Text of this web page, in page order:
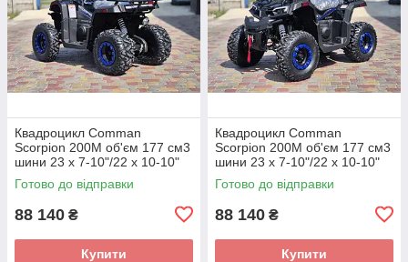
Квадроцикл Comman
Scorpion 200M об'єм 177 см3
шини 23 x 7-10"/22 x 10-10"
13 к.с.
Готово до відправки
88 140 ₴
Купити
Квадроцикл Comman
Scorpion 200M об'єм 177 см3
шини 23 x 7-10"/22 x 10-10"
13 к.с.
Готово до відправки
88 140 ₴
Купити